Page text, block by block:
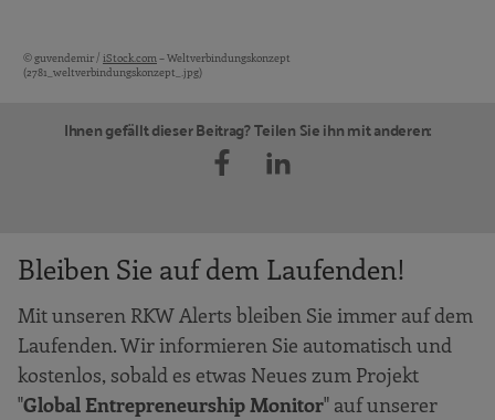
Bildquellen und Copyright-Hinweise
© guvendemir / iStock.com – Weltverbindungskonzept
(2781_weltverbindungskonzept_.jpg)
Ihnen gefällt dieser Beitrag? Teilen Sie ihn mit anderen:
Bleiben Sie auf dem Laufenden!
Mit unseren RKW Alerts bleiben Sie immer auf dem
Laufenden. Wir informieren Sie automatisch und
kostenlos, sobald es etwas Neues zum Projekt
"Global Entrepreneurship Monitor" auf unserer